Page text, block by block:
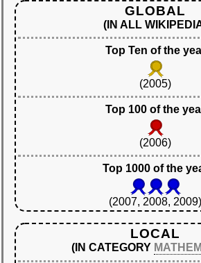
GLOBAL
(IN ALL
Top Ten of the
(2005)
Top 100 of the
(2006)
Top 1000 of the
(2007, 2008, 2009)
LOCAL
(IN CATEGORY